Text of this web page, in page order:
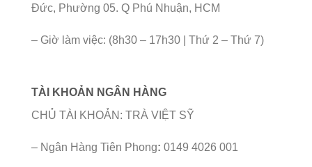
Đức, Phường 05. Q Phú Nhuận, HCM
– Giờ làm việc: (8h30 – 17h30 | Thứ 2 – Thứ 7)
TÀI KHOẢN NGÂN HÀNG
CHỦ TÀI KHOẢN: TRÀ VIỆT SỸ
– Ngân Hàng Tiên Phong: 0149 4026 001